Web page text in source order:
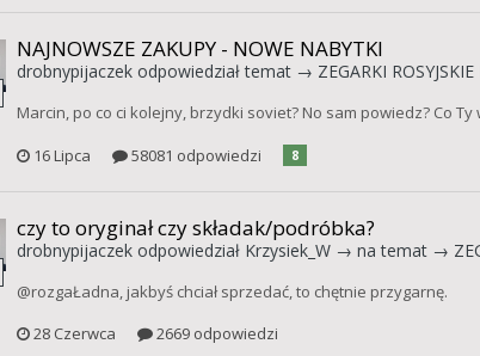
NAJNOWSZE ZAKUPY - NOWE NABYTKI
drobnypijaczekodpowiedział temat → ZEGARKI
Marcin, po co ci kolejny, brzydki soviet? No sam powiedz? Co
16 Lipca
58081 odpowiedzi 8
czy to oryginał czy składak/podróbka?
drobnypijaczekodpowiedział Krzysiek_W→ na temat →
@rozgaŁadna, jakbyś chciał sprzedać, to chętnie przygarnę.
28 Czerwca
2669 odpowiedzi